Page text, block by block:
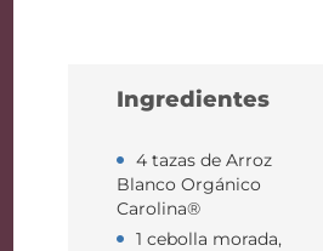
Ingredientes
4 tazas de Arroz
Blanco Orgánico
Carolina®
1 cebolla morada,